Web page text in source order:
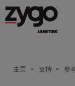
主页 > 支持 > 参